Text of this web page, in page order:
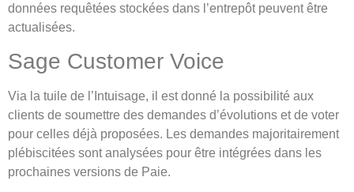
données requêtées stockées dans l’entrepôt peuvent être
actualisées.
Sage Customer Voice
Via la tuile de l’Intuisage, il est donné la possibilité aux
clients de soumettre des demandes d’évolutions et de voter
pour celles déjà proposées. Les demandes majoritairement
plébiscitées sont analysées pour être intégrées dans les
prochaines versions de Paie.